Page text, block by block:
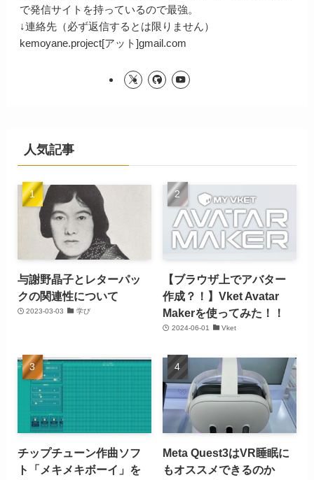
で発信サイトを持っているので最強。
↓連絡先（必ず返信するとは限りません）
kemoyane.project[アット]gmail.com
人気記事
与謝野晶子とレターパッ
クの関連性について
2023-03-03 学び
【ブラウザ上でアバター
作成？！】Vket Avatar
Makerを使ってみた！！
2024-06-01 Vket
チップチューン作曲ソフ
ト「メキメキボーイ」を
Meta Quest3はVR睡眠に
もオススメできるのか